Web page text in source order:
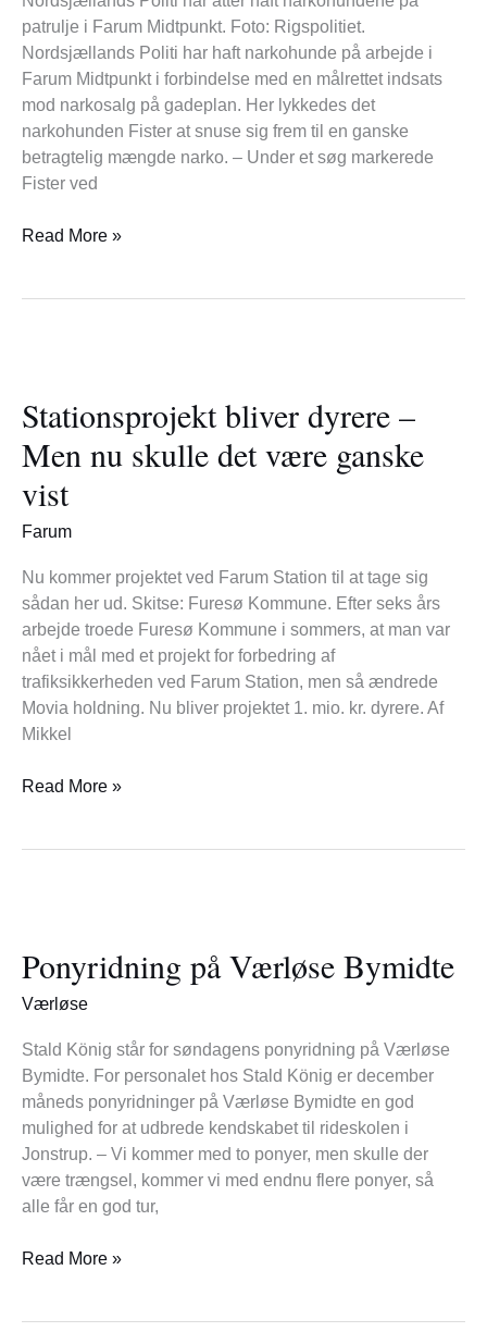
patrulje i Farum Midtpunkt. Foto: Rigspolitiet.
Nordsjællands Politi har haft narkohunde på arbejde i
Farum Midtpunkt i forbindelse med en målrettet indsats
mod narkosalg på gadeplan. Her lykkedes det
narkohunden Fister at snuse sig frem til en ganske
betragtelig mængde narko. – Under et søg markerede
Fister ved
Read More »
Stationsprojekt bliver dyrere –
Men nu skulle det være ganske
vist
Farum
Nu kommer projektet ved Farum Station til at tage sig
sådan her ud. Skitse: Furesø Kommune. Efter seks års
arbejde troede Furesø Kommune i sommers, at man var
nået i mål med et projekt for forbedring af
trafiksikkerheden ved Farum Station, men så ændrede
Movia holdning. Nu bliver projektet 1. mio. kr. dyrere. Af
Mikkel
dyrere
–
Men
skulle
det
ganske
vist
Read More »
Ponyridning på Værløse Bymidte
Værløse
Stald König står for søndagens ponyridning på Værløse
Bymidte. For personalet hos Stald König er december
måneds ponyridninger på Værløse Bymidte en god
mulighed for at udbrede kendskabet til rideskolen i
Jonstrup. – Vi kommer med to ponyer, men skulle der
være trængsel, kommer vi med endnu flere ponyer, så
alle får en god tur,
Værløse
Bymidte
Read More »